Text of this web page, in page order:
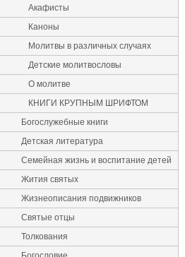
Акафисты
Каноны
Молитвы в различных случаях
Детские молитвословы
О молитве
КНИГИ КРУПНЫМ ШРИФТОМ
Богослужебные книги
Детская литература
Семейная жизнь и воспитание детей
Жития святых
Жизнеописания подвижников
Святые отцы
Толкования